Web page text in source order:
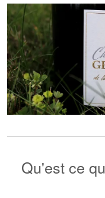
Qu'est ce